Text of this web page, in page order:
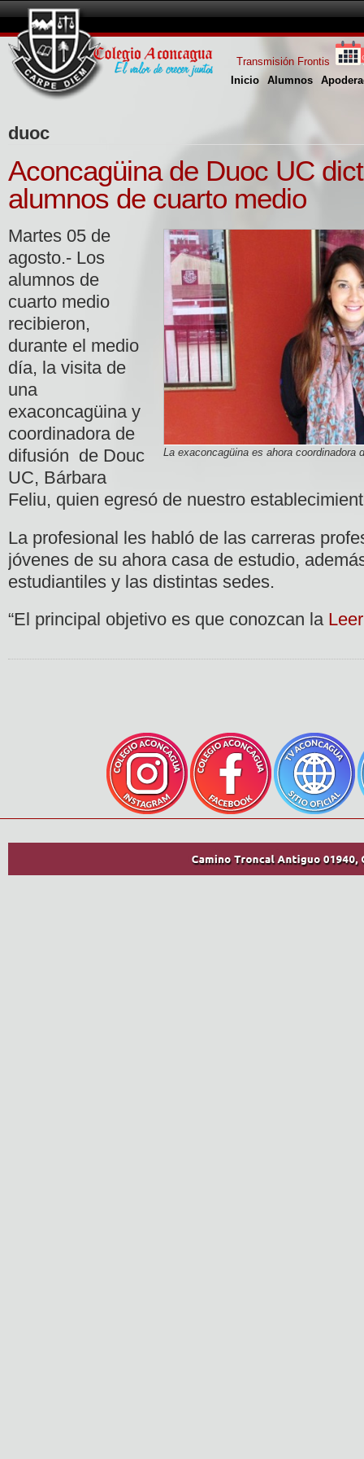
Inicio Alumnos
Transmisión Frontis
duoc
Aconcagüina de Duoc UC
alumnos de cuarto medio
La exaconcagüina es ahora coordinadora
Martes 05 de
agosto.- Los
alumnos de
cuarto medio
recibieron,
durante el medio
día, la visita de
una
exaconcagüina y
coordinadora de
difusión de Douc
UC, Bárbara
Feliu, quien egresó de nuestro
La profesional les habló de las carreras
jóvenes de su ahora casa de estudio,
estudiantiles y las distintas sedes.
“El principal objetivo es que conozcan la